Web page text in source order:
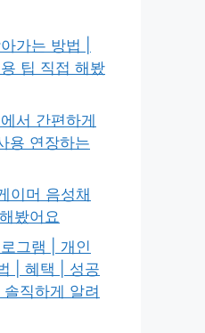
가는 방법 |
팁 직접 해봤
서 간편하게
용 연장하는
이머 음성채
봤어요
그램 | 개인
| 혜택 | 성공
직하게 알려